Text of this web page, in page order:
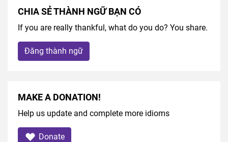
CHIA SẺ THÀNH NGỮ BẠN CÓ
If you are really thankful, what do you do? You share.
Đăng thành ngữ
MAKE A DONATION!
Help us update and complete more idioms
Donate